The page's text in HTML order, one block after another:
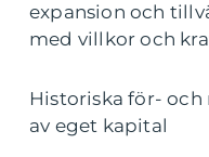
expansion och
med villkor och
Historiska för-
av eget kapital